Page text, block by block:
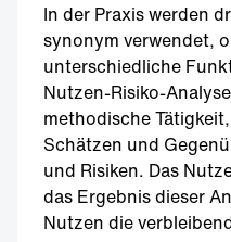
In der Praxis werden
synonym verwendet,
unterschiedliche
Nutzen-Risiko-
methodische
Schätzen und
und Risiken. Das
das Ergebnis dieser
Nutzen die